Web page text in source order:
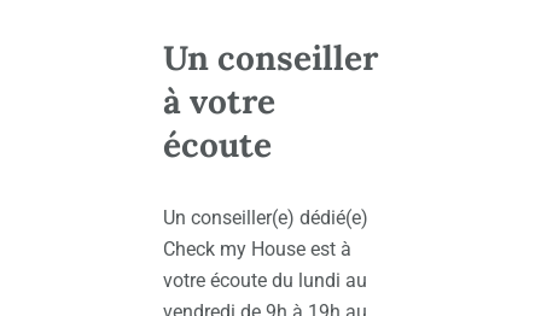
Un conseiller
à votre
écoute
Un conseiller(e) dédié(e)
Check my House est à
votre écoute du lundi au